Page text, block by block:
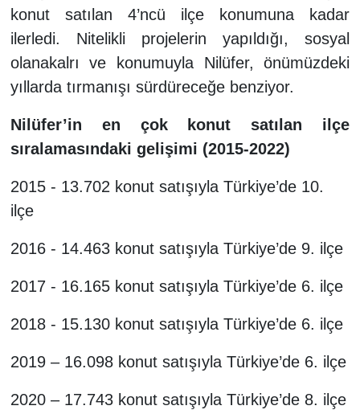
konut satılan 4’ncü ilçe konumuna kadar
ilerledi. Nitelikli projelerin yapıldığı, sosyal
olanakalrı ve konumuyla Nilüfer, önümüzdeki
yıllarda tırmanışı sürdüreceğe benziyor.
Nilüfer’in en çok konut satılan ilçe
sıralamasındaki gelişimi (2015-2022)
2015 - 13.702 konut satışıyla Türkiye’de 10.
ilçe
2016 - 14.463 konut satışıyla Türkiye’de 9. ilçe
2017 - 16.165 konut satışıyla Türkiye’de 6. ilçe
2018 - 15.130 konut satışıyla Türkiye’de 6. ilçe
2019 – 16.098 konut satışıyla Türkiye’de 6. ilçe
2020 – 17.743 konut satışıyla Türkiye’de 8. ilçe